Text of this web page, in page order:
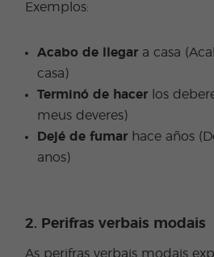
Exemplos:
Acabo de llegar a casa
casa)
Terminó de hacer los
meus deveres)
Dejé de fumar hace años
anos)
2. Perifras verbais modais
As perifras verbais modais